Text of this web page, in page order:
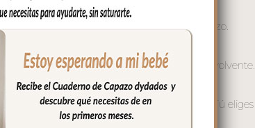
interiores vuelven el aro en todo el capazo.
al capazo. La opción más acolchada y envolvente.
perfecto para capazos con borde definido. Tú eliges